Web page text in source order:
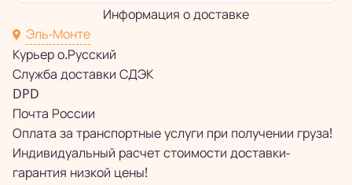
Информация о доставке
Эль-Монте
Курьер о.Русский
Служба доставки СДЭК
DPD
Почта России
Оплата за транспортные услуги при получении груза!
Индивидуальный расчет стоимости доставки-
гарантия низкой цены!